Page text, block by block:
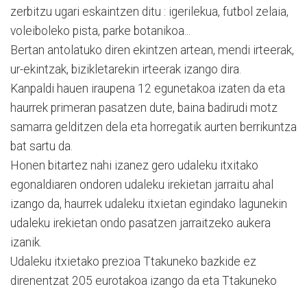
zerbitzu ugari eskaintzen ditu : igerilekua, futbol zelaia,
voleiboleko pista, parke botanikoa...
Bertan antolatuko diren ekintzen artean, mendi irteerak,
ur-ekintzak, bizikletarekin irteerak izango dira.
Kanpaldi hauen iraupena 12 egunetakoa izaten da eta
haurrek primeran pasatzen dute, baina badirudi motz
samarra gelditzen dela eta horregatik aurten berrikuntza
bat sartu da.
Honen bitartez nahi izanez gero udaleku itxitako
egonaldiaren ondoren udaleku irekietan jarraitu ahal
izango da, haurrek udaleku itxietan egindako lagunekin
udaleku irekietan ondo pasatzen jarraitzeko aukera
izanik.
Udaleku itxietako prezioa Ttakuneko bazkide ez
direnentzat 205 eurotakoa izango da eta Ttakuneko